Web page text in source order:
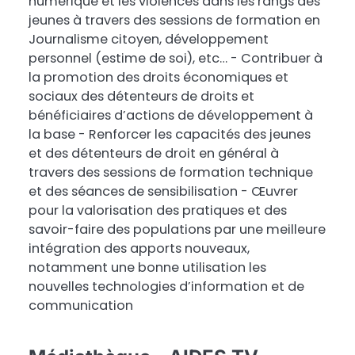
jeunes à travers des sessions de formation en
Journalisme citoyen, développement
personnel (estime de soi), etc… - Contribuer à
la promotion des droits économiques et
sociaux des détenteurs de droits et
bénéficiaires d’actions de développement à
la base - Renforcer les capacités des jeunes
et des détenteurs de droit en général à
travers des sessions de formation technique
et des séances de sensibilisation - Œuvrer
pour la valorisation des pratiques et des
savoir-faire des populations par une meilleure
intégration des apports nouveaux,
notamment une bonne utilisation les
nouvelles technologies d’information et de
communication